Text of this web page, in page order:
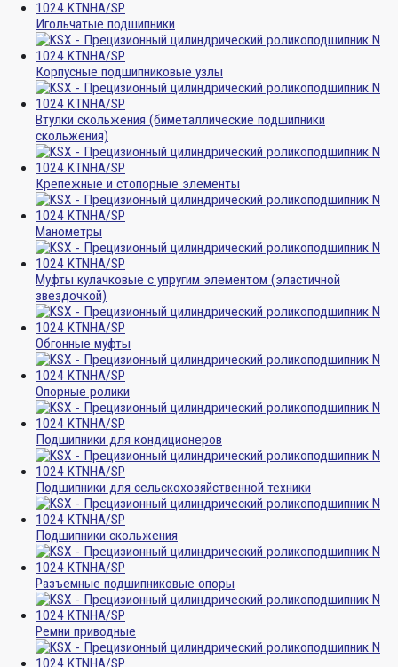
Игольчатые подшипники
Корпусные подшипниковые узлы
Втулки скольжения (биметаллические подшипники
скольжения)
Крепежные и стопорные элементы
Манометры
Муфты кулачковые с упругим элементом (эластичной
звездочкой)
Обгонные муфты
Опорные ролики
Подшипники для кондиционеров
Подшипники для сельскохозяйственной техники
Подшипники скольжения
Разъемные подшипниковые опоры
Ремни приводные